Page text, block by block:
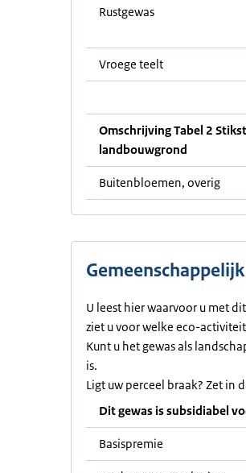
Rustgewas
Vroege teelt
Omschrijving Tabel 2
landbouwgrond
Buitenbloemen, overig
U leest hier waarvoor u met
ziet u voor welke eco-
Kunt u het gewas als
is.
Ligt uw perceel braak? Zet in
Dit gewas is subsidiabel
Basispremie